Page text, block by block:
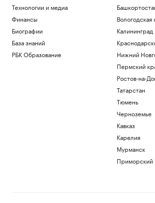
Технологии и медиа
Финансы
Биографии
База знаний
РБК Образование
Вологодская
Калининград
Нижний
Пермский
Ростов-на-
Татарстан
Тюмень
Черноземье
Кавказ
Карелия
Мурманск
Приморский